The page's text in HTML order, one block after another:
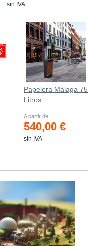
sin IVA
Papelera Málaga 75
Litros
A partir de
540,00 €
sin IVA